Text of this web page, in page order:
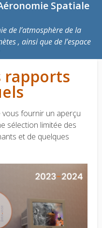
Spatiale
de l’atmosphère de la
, ainsi que de l’espace
rapports
fournir un aperçu
sélection limitée des
et de quelques